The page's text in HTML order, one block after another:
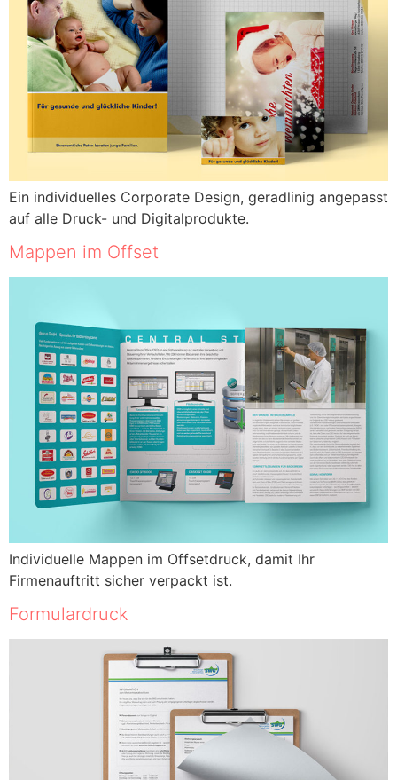
Ein individuelles Corporate Design, geradlinig angepasst
auf alle Druck- und Digitalprodukte.
Mappen im Offset
Individuelle Mappen im Offsetdruck, damit Ihr
Firmenauftritt sicher verpackt ist.
Formulardruck